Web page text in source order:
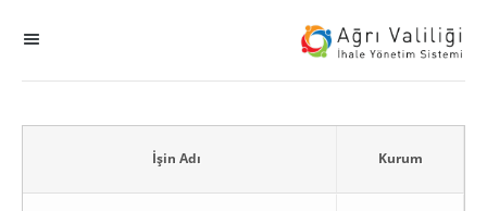
İşin Adı Kurum